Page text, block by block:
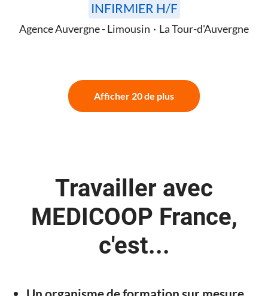
INFIRMIER H/F
Agence Auvergne - Limousin · La Tour-d'Auvergne
Afficher 20 de plus
Travailler avec
MEDICOOP France,
c'est...